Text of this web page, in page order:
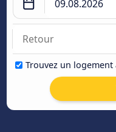
Trouvez un